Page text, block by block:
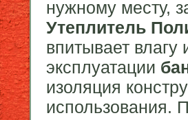
нужному месту,
Утеплитель
впитывает
эксплуатации
изоляция
использования.